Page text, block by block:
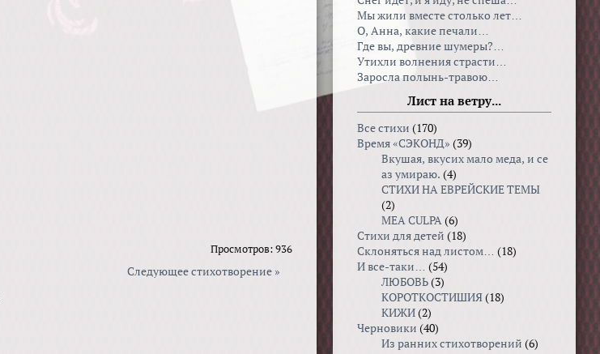
Мы жили вместе столько лет…
О, Анна, какие печали…
Где вы, древние шумеры?…
Утихли волнения страсти…
Заросла полынь-травою…
Лист на ветру...
Все стихи (170)
Время «СЭКОНД» (39)
Вкушая, вкуcих мало меда, и се
аз умираю. (4)
СТИХИ НА ЕВРЕЙСКИЕ ТЕМЫ
(2)
MEA CULPA(6)
Стихи для детей (18)
Склоняться над листом… (18)
И все-таки… (54)
ЛЮБОВЬ(3)
КОРОТКОСТИШИЯ(18)
КИЖИ(2)
Черновики (40)
Из ранних стихотворений (6)
Просмотров: 936
Следующее стихотворение »